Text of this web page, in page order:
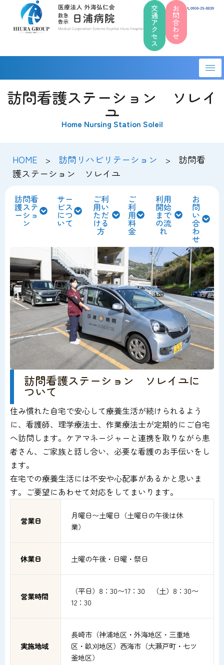
コ
テ
ツ
へ
ス
交
通
ア
ク
セ
ス
お
問
合
わ
せ
訪問看護ステーション ソレイ
ユ
Home Nursing Station Soleil
HOME > 訪問リハビリテーション > 訪問看
護ステーション ソレイユ
訪問看
護ステ
ーショ
ン
サー
ビス
につ
いて
ご利
用い
ただ
ける
方
ご
利
用
料
金
利用
開始
まで
の流
れ
お
問
い
合
わ
せ
訪問看護ステーション ソレイユに
ついて
住み慣れた自宅で安心して療養生活が続けられるよう
に、看護師、理学療法士、作業療法士が定期的にご自宅
へ訪問します。ケアマネージャーと連携を取りながら患
者さん、ご家族と話し合い、必要な看護のお手伝いをし
ます。
在宅での療養生活には不安や心配事があるかと思いま
す。ご要望にあわせて対応をしてまいります。
営業日
月曜日〜土曜日（土曜日の午後は休
業）
休業日 土曜の午後・日曜・祭日
営業時間
（平日）8：30〜17：30 （土）8：30〜
12：30
実施地域
長崎市（神浦地区・外海地区・三重地
区・畝刈地区）西海市（大瀬戸町・七ツ
釜地区）